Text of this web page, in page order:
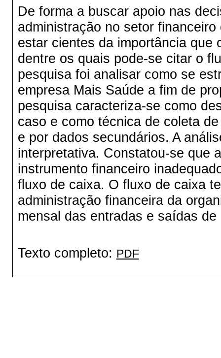
De forma a buscar apoio nas
administração no setor
estar cientes da importância que
dentre os quais pode-se citar o
pesquisa foi analisar como se
empresa Mais Saúde a fim de
pesquisa caracteriza-se como
caso e como técnica de coleta
e por dados secundários. A
interpretativa. Constatou-se que
instrumento financeiro
fluxo de caixa. O fluxo de caixa
administração financeira da
mensal das entradas e saídas de
Texto completo: PDF